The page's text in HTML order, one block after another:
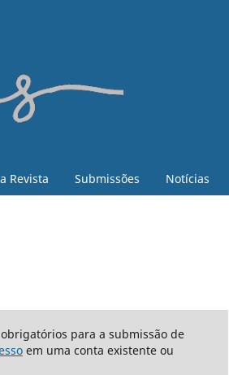
Revista Submissões Notícias
para a submissão de
em uma conta existente ou